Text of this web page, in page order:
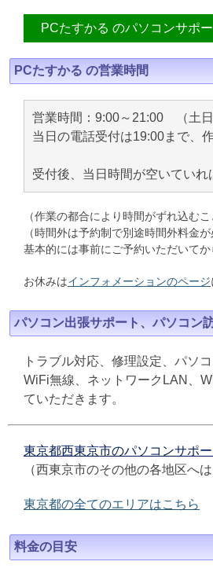
PCたすかる のパソコンサポー
PCたすかる の営業時間
営業時間：9:00～21:00 （土日
当日の電話受付は19:00まで、
受付後、当日時間が空いていれ
（作業の都合により時間がずれ込むこ
（時間外は予約制で別途時間外料金
基本的には事前にご予約いただいてか
お休みはインフォメーションのページ
パソコン出張サポート、パソコン
トラブル対応、修理設定、パソ
WiFi無線、ネットワークLAN、
ていただきます。
東京都西東京市のパソコンサポ
（西東京市のその他の各地区へ
東京都の全てのエリアはこちら
料金の目安